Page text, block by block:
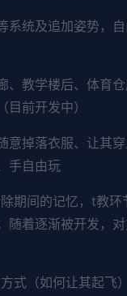
系统及追加姿势，
、教学楼后、体育
目前开发中）
意掉落衣服、让其
手自由玩
期间的记忆，t教环
随着逐渐被开发，
式（如何让其起飞